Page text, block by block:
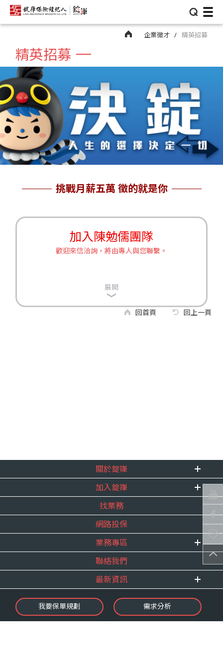
⌕
企業徵才 精英招募
精英招募
挑戰月薪五萬 徵的就是你
展開
加入陳勉儒團隊
歡迎來信洽詢，將由專人與您聯繫。
回首頁 回上一頁
關於錠嵂
企業資訊
重要事跡
得獎紀錄
服務宣言
合作夥伴
加入錠嵂
內勤招聘
精英招募
年度增員計畫
找業務
網路投保
業務專區
E 線資源網
聯絡我們
最新資訊
最新消息
錠嵂焦點
我要保單規劃 需求分析